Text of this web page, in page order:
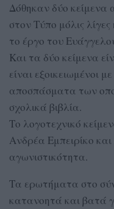
Δόθηκαν δύο κείμενα
στον Τύπο μόλις
το έργο του
Και τα δύο κείμενα
είναι εξοικειωμένοι
αποσπάσματα των
σχολικά βιβλία.
Το λογοτεχνικό
Ανδρέα Εμπειρίκο
αγωνιστικότητα.
Τα ερωτήματα στο
κατανοητά και βατά